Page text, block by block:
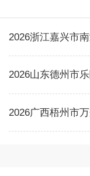
2026浙江嘉兴市
2026山东德州市
2026广西梧州市